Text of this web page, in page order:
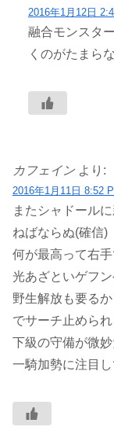
2016年1月12日
融合モンスタ
くのがたまら
カフェイン より:
2016年1月11日 8:52
またシャドール
ねばならぬ(確信)
何が最高って右
光あざといゲフ
野生解放も要る
でサーチ止めら
下級の守備が微
一騎加勢に注目し